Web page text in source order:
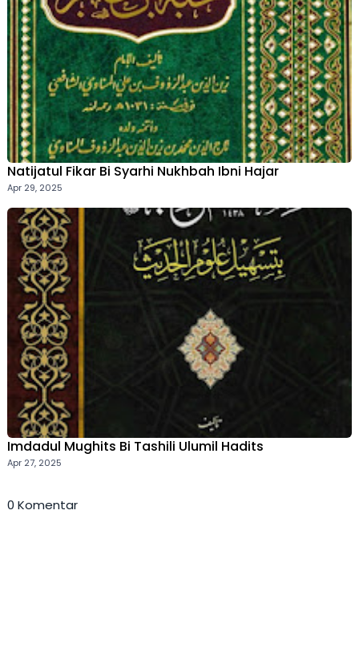
Natijatul Fikar Bi Syarhi Nukhbah Ibni Hajar
Apr 29, 2025
Imdadul Mughits Bi Tashili Ulumil Hadits
Apr 27, 2025
0 Komentar